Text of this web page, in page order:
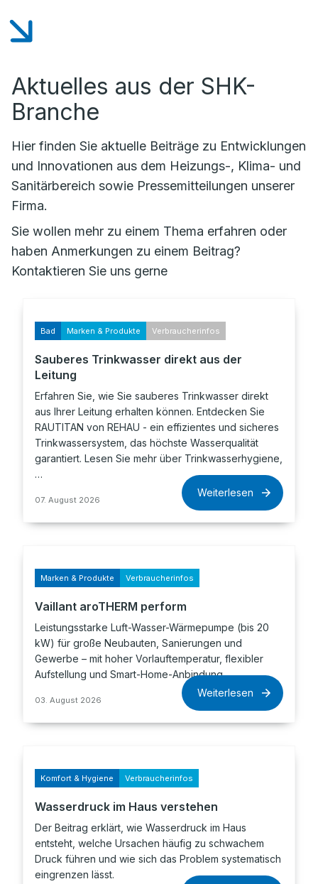
Aktuelles aus der SHK-
Branche
Hier finden Sie aktuelle Beiträge zu Entwicklungen
und Innovationen aus dem Heizungs-, Klima- und
Sanitärbereich sowie Pressemitteilungen unserer
Firma.
Sie wollen mehr zu einem Thema erfahren oder
haben Anmerkungen zu einem Beitrag?
Kontaktieren Sie uns gerne
Bad Marken & Produkte Verbraucherinfos
Sauberes Trinkwasser direkt aus der
Leitung
Erfahren Sie, wie Sie sauberes Trinkwasser direkt
aus Ihrer Leitung erhalten können. Entdecken Sie
RAUTITAN von REHAU - ein effizientes und sicheres
Trinkwassersystem, das höchste Wasserqualität
garantiert. Lesen Sie mehr über Trinkwasserhygiene,
…
07. August 2026
Weiterlesen
Marken & Produkte Verbraucherinfos
Vaillant aroTHERM perform
Leistungsstarke Luft-Wasser-Wärmepumpe (bis 20
kW) für große Neubauten, Sanierungen und
Gewerbe – mit hoher Vorlauftemperatur, flexibler
Aufstellung und Smart-Home-Anbindung.
03. August 2026
Weiterlesen
Komfort & Hygiene Verbraucherinfos
Wasserdruck im Haus verstehen
Der Beitrag erklärt, wie Wasserdruck im Haus
entsteht, welche Ursachen häufig zu schwachem
Druck führen und wie sich das Problem systematisch
eingrenzen lässt.